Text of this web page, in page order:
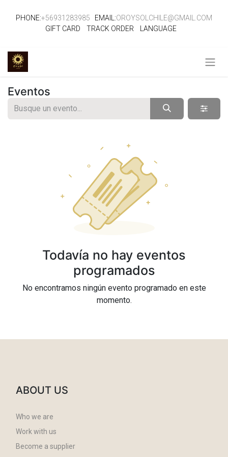
PHONE:+56931283985 EMAIL:OROYSOLCHILE@GMAIL.COM
GIFT CARD
TRACK ORDER LANGUAGE
Eventos
Todavía no hay eventos
programados
No encontramos ningún evento programado en este
momento.
ABOUT US
Who we are
Work with us
Become a supplier